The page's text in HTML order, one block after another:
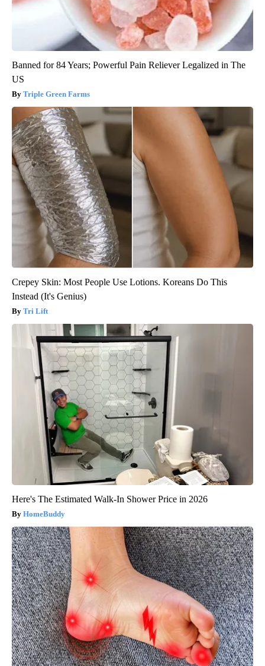
Banned for 84 Years; Powerful Pain Reliever Legalized in The
US
Triple Green Farms
Crepey Skin: Most People Use Lotions. Koreans Do This
Instead (It's Genius)
Tri Lift
Here's The Estimated Walk-In Shower Price in 2026
HomeBuddy